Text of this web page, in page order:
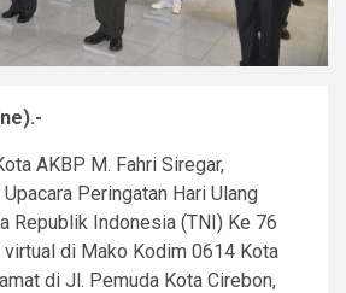
AKBP M. Fahri Siregar,
Peringatan Hari Ulang
Republik Indonesia (TNI) Ke 76
virtual di Mako Kodim 0614 Kota
di Jl. Pemuda Kota Cirebon,